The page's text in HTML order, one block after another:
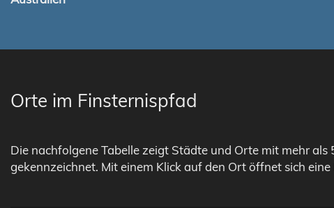
Orte im Finsternispfad
Die nachfolgene Tabelle zeigt Städte und Orte mit mehr
gekennzeichnet. Mit einem Klick auf den Ort öffnet sich